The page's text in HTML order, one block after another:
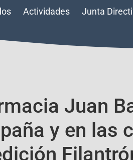
Actividades Junta
Juan
y en las